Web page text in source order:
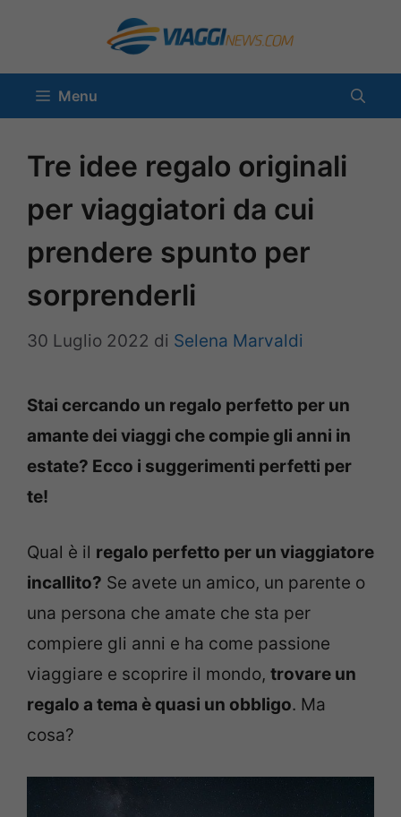
contenuto
Menu
Tre idee regalo originali
per viaggiatori da cui
prendere spunto per
sorprenderli
30 Luglio 2022 di Selena Marvaldi
Stai cercando un regalo perfetto per un
amante dei viaggi che compie gli anni in
estate? Ecco i suggerimenti perfetti per
te!
Qual è il regalo perfetto per un viaggiatore
incallito? Se avete un amico, un parente o
una persona che amate che sta per
compiere gli anni e ha come passione
viaggiare e scoprire il mondo, trovare un
regalo a tema è quasi un obbligo. Ma
cosa?